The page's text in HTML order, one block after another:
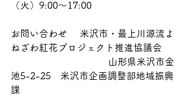
（火）9:00～17:00
お問い合わせ 　米沢市・最上川源流よ
ねざわ紅花プロジェクト推進協議会
山形県米沢市金
池5-2-25　米沢市企画調整部地域振興
課